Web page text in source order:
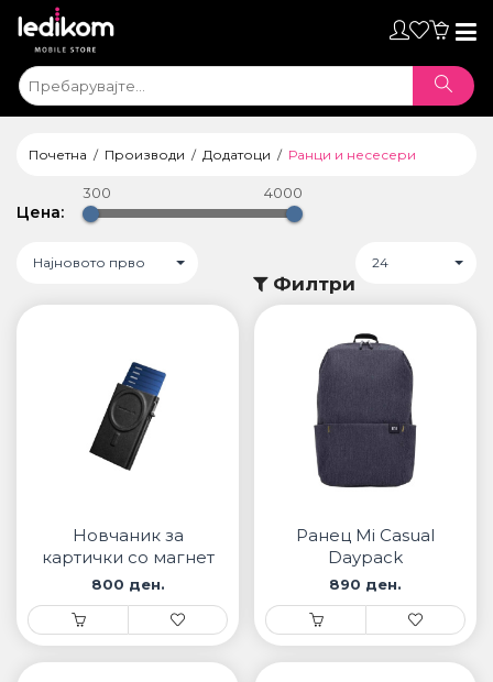
Почетна Производи Додатоци Ранци и несесери
Цена:
300 4000
Најновото прво 24
Филтри
Новчаник за
картички со магнет
ZHUSE Црн
800 ден.
Ранец Mi Casual
Daypack
890 ден.
ТАБЛЕТИ
• Xiaomi
ПАМЕТНИ ЧАСОВНИЦИ
• Apple watch
• Galaxy watch